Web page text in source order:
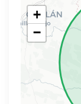
+
−